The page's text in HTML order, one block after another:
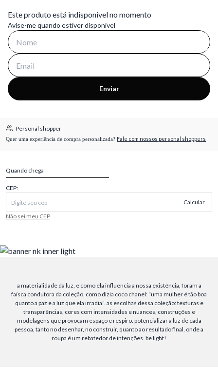
Este produto está indisponivel no momento
Avise-me quando estiver disponivel
Enviar
Personal shopper
Quer uma experiência de compra personalizada? Fale com nossos personal shoppers
Quando chega
CEP:
Calcular
Não sei meu CEP
a materialidade da luz, e como ela influencia a nossa existência, foram a
faísca condutora da coleção. como dizia coco chanel: “uma mulher é tão boa
quanto a paz e a luz que ela irradia”. as escolhas dessa coleção: texturas e
transparências, cores com intensidades e nuances, construções e
modelagens que provocam espaço e respiro. potencializar a luz de cada
pessoa, tanto no desenhar, no construir, quanto ao resultado final, onde a
roupa é um rebatedor de intenções. be light!